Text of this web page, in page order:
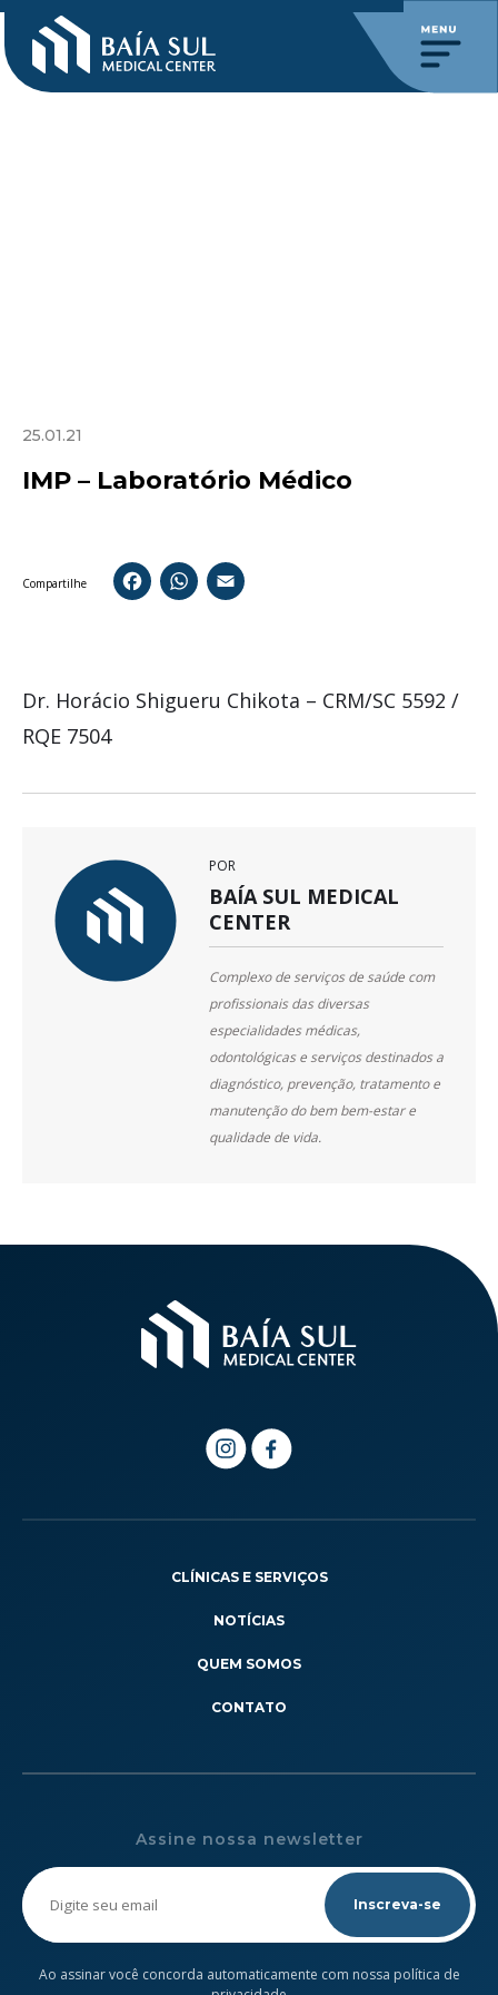
25.01.21
IMP – Laboratório Médico
Compartilhe FacebookWhatsApp
Dr. Horácio Shigueru Chikota – CRM/SC 5592 /
RQE 7504
POR
BAÍA SUL MEDICAL
CENTER
Complexo de serviços de saúde com
profissionais das diversas
especialidades médicas,
odontológicas e serviços destinados a
diagnóstico, prevenção, tratamento e
manutenção do bem bem-estar e
qualidade de vida.
CLÍNICAS E SERVIÇOS
NOTÍCIAS
QUEM SOMOS
CONTATO
Assine nossa newsletter
Please
leave
this
field
Ao assinar você concorda automaticamente com nossa política de